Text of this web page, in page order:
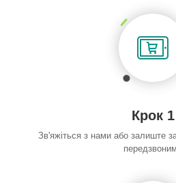
Крок 1
Зв'яжіться з нами або залиште